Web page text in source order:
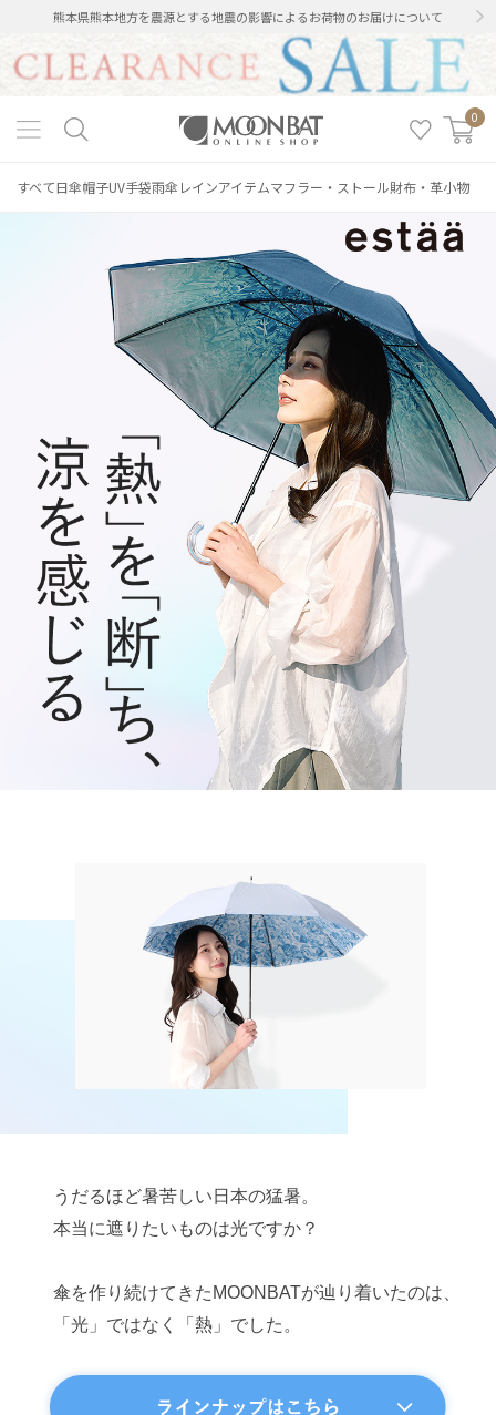
熊本県熊本地方を震源とする地震の影響によるお荷物のお届けについて
0
すべて日傘帽子UV手袋雨傘 レインアイテムマフラー・ストール財布・革小物
うだるほど暑苦しい日本の猛暑。
本当に遮りたいものは光ですか？
傘を作り続けてきたMOONBATが辿り着いたのは、
「光」ではなく「熱」でした。